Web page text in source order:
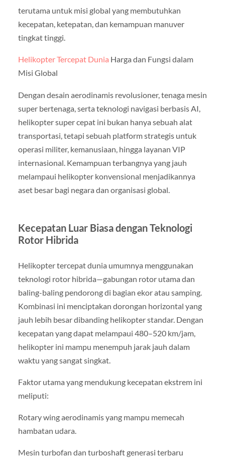
terutama untuk misi global yang membutuhkan
kecepatan, ketepatan, dan kemampuan manuver
tingkat tinggi.
Helikopter Tercepat Dunia Harga dan Fungsi dalam
Misi Global
Dengan desain aerodinamis revolusioner, tenaga mesin
super bertenaga, serta teknologi navigasi berbasis AI,
helikopter super cepat ini bukan hanya sebuah alat
transportasi, tetapi sebuah platform strategis untuk
operasi militer, kemanusiaan, hingga layanan VIP
internasional. Kemampuan terbangnya yang jauh
melampaui helikopter konvensional menjadikannya
aset besar bagi negara dan organisasi global.
Kecepatan Luar Biasa dengan Teknologi
Rotor Hibrida
Helikopter tercepat dunia umumnya menggunakan
teknologi rotor hibrida—gabungan rotor utama dan
baling-baling pendorong di bagian ekor atau samping.
Kombinasi ini menciptakan dorongan horizontal yang
jauh lebih besar dibanding helikopter standar. Dengan
kecepatan yang dapat melampaui 480–520 km/jam,
helikopter ini mampu menempuh jarak jauh dalam
waktu yang sangat singkat.
Faktor utama yang mendukung kecepatan ekstrem ini
meliputi:
Rotary wing aerodinamis yang mampu memecah
hambatan udara.
Mesin turbofan dan turboshaft generasi terbaru